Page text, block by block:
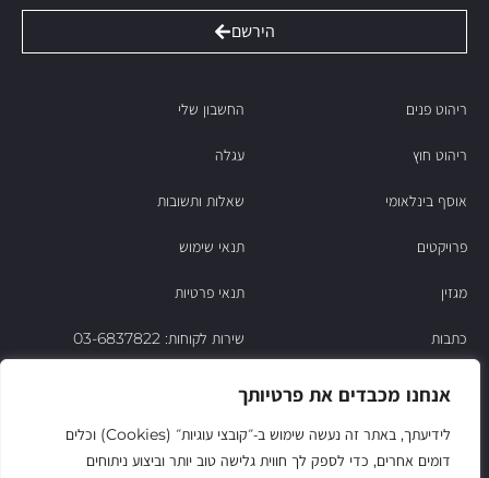
אנחנו מכבדים את פרטיותך
לידיעתך, באתר זה נעשה שימוש ב‑״קובצי עוגיות״ (Cookies) וכלים
דומים אחרים, כדי לספק לך חווית גלישה טוב יותר וביצוע ניתוחים
הירשם
ריהוט פנים
ריהוט חוץ
אוסף בינלאומי
פרויקטים
מגזין
כתבות
צור קשר
החשבון שלי
עגלה
שאלות ותשובות
תנאי שימוש
תנאי פרטיות
שירות לקוחות: 03-6837822